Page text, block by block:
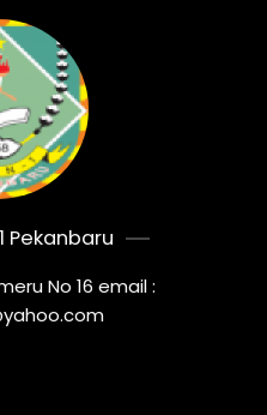
Pekanbaru
No 16 email :